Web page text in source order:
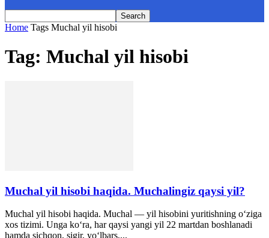
Home Tags Muchal yil hisobi
Tag: Muchal yil hisobi
Muchal yil hisobi haqida. Muchalingiz qaysi yil?
Muchal yil hisobi haqida. Muchal — yil hisobini yuritishning o‘ziga
xos tizimi. Unga ko‘ra, har qaysi yangi yil 22 martdan boshlanadi
hamda sichqon, sigir, yo‘lbars,...